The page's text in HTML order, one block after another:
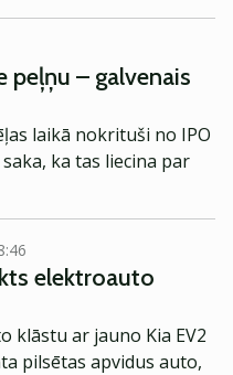
peļņu – galvenais
laikā nokrituši no IPO
ka tas liecina par
elektroauto
klāstu ar jauno Kia EV2
pilsētas apvidus auto,